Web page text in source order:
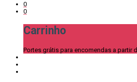
0
0
Carrinho
Portes grátis para encomendas a partir